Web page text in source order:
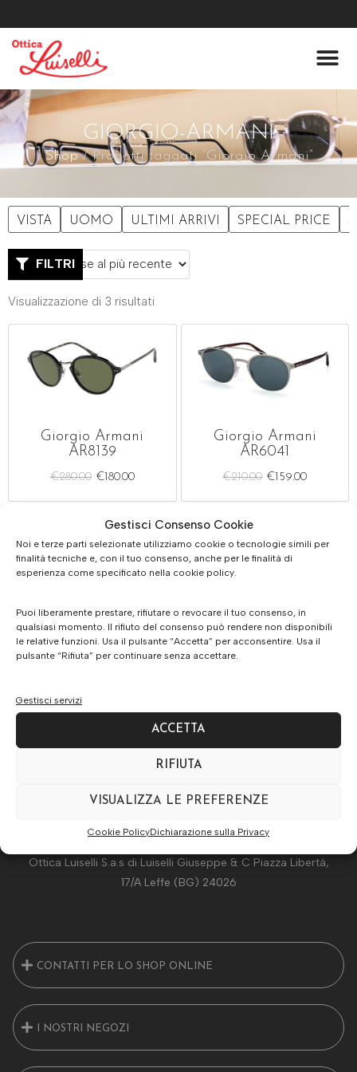
Gestisci Consenso Cookie
Noi e terze parti selezionate utilizziamo cookie o tecnologie simili per
finalità tecniche e, con il tuo consenso, anche per le finalità di
esperienza come specificato nella cookie policy.
Puoi liberamente prestare, rifiutare o revocare il tuo consenso, in
qualsiasi momento. Il rifiuto del consenso può rendere non disponibili
le relative funzioni. Usa il pulsante “Accetta” per acconsentire. Usa il
pulsante “Rifiuta” per continuare senza accettare.
Gestisci servizi
ACCETTA
RIFIUTA
VISUALIZZA LE PREFERENZE
Cookie PolicyDichiarazione sulla Privacy
GIORGIO-ARMANI
Shop/ Prodotti taggati “Giorgio Armani”
VISTA UOMO ULTIMI ARRIVI SPECIAL PRICE
FILTRI
Visualizzazione di 3 risultati
Giorgio Armani
AR8139
€280.00 €180.00
Giorgio Armani
AR6041
€210.00 €159.00
Giorgio Armani
AR6067
€ 235.00 €169.00
Ottica Luiselli S.a.s di Luiselli Giuseppe & C Piazza Libertà,
17/A Leffe (BG) 24026
CONTATTI PER LO SHOP ONLINE
I NOSTRI NEGOZI